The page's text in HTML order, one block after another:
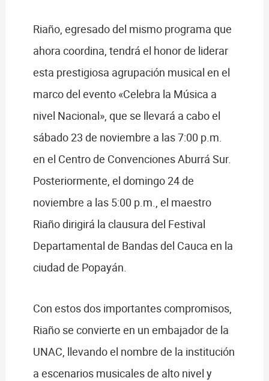
Riaño, egresado del mismo programa que
ahora coordina, tendrá el honor de liderar
esta prestigiosa agrupación musical en el
marco del evento «Celebra la Música a
nivel Nacional», que se llevará a cabo el
sábado 23 de noviembre a las 7:00 p.m.
en el Centro de Convenciones Aburrá Sur.
Posteriormente, el domingo 24 de
noviembre a las 5:00 p.m., el maestro
Riaño dirigirá la clausura del Festival
Departamental de Bandas del Cauca en la
ciudad de Popayán.
Con estos dos importantes compromisos,
Riaño se convierte en un embajador de la
UNAC, llevando el nombre de la institución
a escenarios musicales de alto nivel y